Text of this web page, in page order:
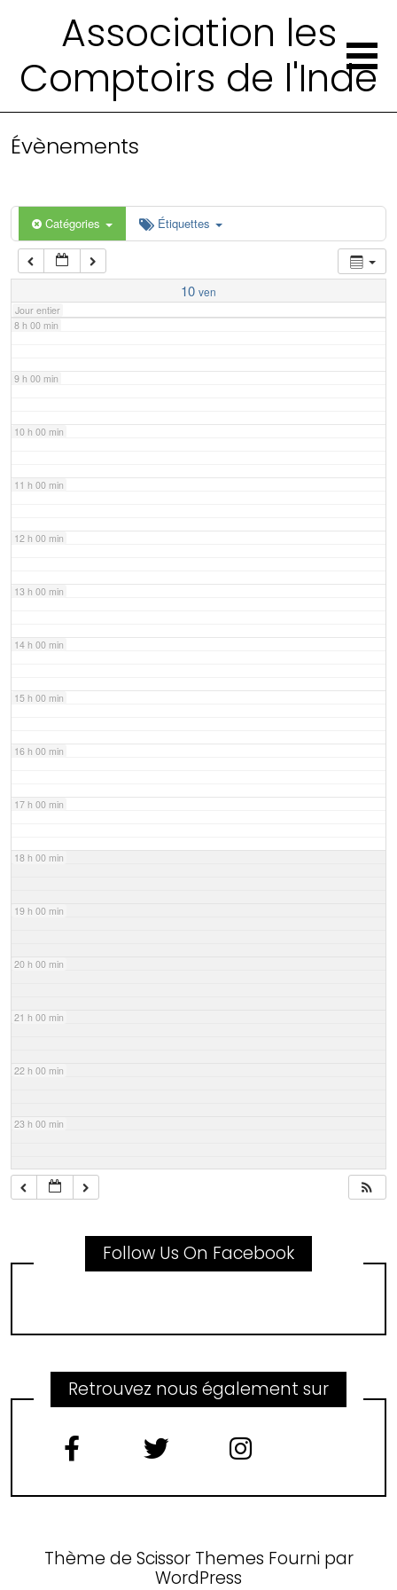
Association les
Comptoirs de l'Inde
Évènements
Catégories Étiquettes
10 ven
Jour entier
4 h 00 min
6 h 00 min
7 h 00 min
8 h 00 min
9 h 00 min
10 h 00 min
11 h 00 min
12 h 00 min
13 h 00 min
14 h 00 min
15 h 00 min
16 h 00 min
17 h 00 min
18 h 00 min
19 h 00 min
20 h 00 min
21 h 00 min
22 h 00 min
23 h 00 min
Follow Us On Facebook
Retrouvez nous également sur
Thème de Scissor Themes Fourni par
WordPress